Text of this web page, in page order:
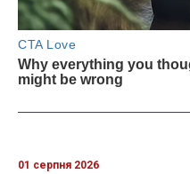
01 серпня 2026